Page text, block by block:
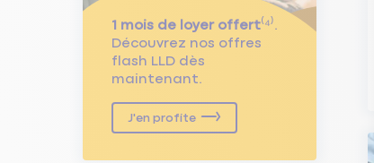
1 mois de loyer offert⁽⁴⁾.
Découvrez nos offres
flash LLD dès
maintenant.
J'en profite